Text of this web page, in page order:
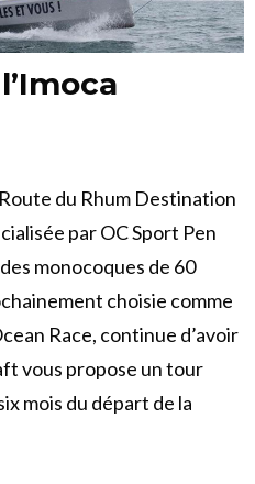
du Rhum Destination
par OC Sport Pen
monocoques de 60
choisie comme
Race, continue d’avoir
vous propose un tour
mois du départ de la